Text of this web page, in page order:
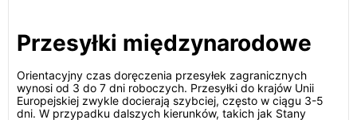
Przesyłki międzynarodowe
Orientacyjny czas doręczenia przesyłek zagranicznych
wynosi od 3 do 7 dni roboczych. Przesyłki do krajów Unii
Europejskiej zwykle docierają szybciej, często w ciągu 3-5
dni. W przypadku dalszych kierunków, takich jak Stany